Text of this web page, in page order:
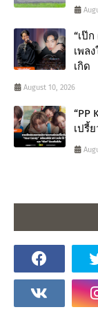
“เป๊
เพล
เกิด
August 10, 2026
“PP
เปรี้